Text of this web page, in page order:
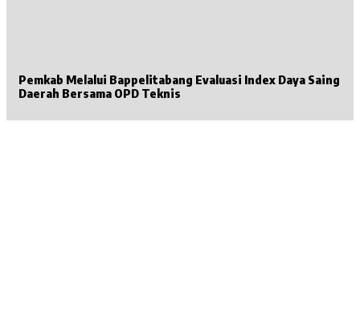
Pemkab Melalui Bappelitabang Evaluasi Index Daya Saing
Daerah Bersama OPD Teknis